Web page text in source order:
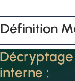
Définition
interne :